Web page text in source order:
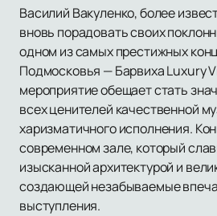
Василий Вакуленко, более
вновь порадовать своих
одном из самых престижных
Подмосковья — Барвиха Luxury
мероприятие обещает стать
всех ценителей качественной
харизматичного исполнения.
современном зале, который
изысканной архитектурой и
создающей незабываемые
выступления.